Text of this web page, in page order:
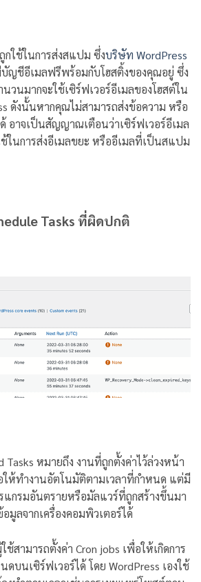
กใช้ในการส่งสแปม ซึ่งบริษัท WordPress
ญชีอีเมลฟรีพร้อมกับโฮสติ้งของคุณอยู่ ซึ่ง
นวนมากจะใช้เซิร์ฟเวอร์อีเมลของโฮสต์ใน
ดังนั้นหากคุณไม่สามารถส่งข้อความ หรือ
ด้ อาจเป็นสัญญาณเตือนว่าเซิร์ฟเวอร์อีเมล
ในการส่งอีเมลขยะ หรืออีเมลที่เป็นสแปม
Tasks ที่ผิดปกติ
Tasks หมายถึง งานที่ถูกตั้งค่าไว้ล่วงหน้า
ห้ทำงานอัตโนมัติตามเวลาที่กำหนด แต่มี
แกรมอันตรายหรือมัลแวร์ที่ถูกสร้างขึ้นมา
มูลจากเครื่องคอมพิวเตอร์ได้
ช้สามารถตั้งค่า Cron jobs เพื่อให้เกิดการ
บนเซิร์ฟเวอร์ได้ โดย WordPress เองใช้